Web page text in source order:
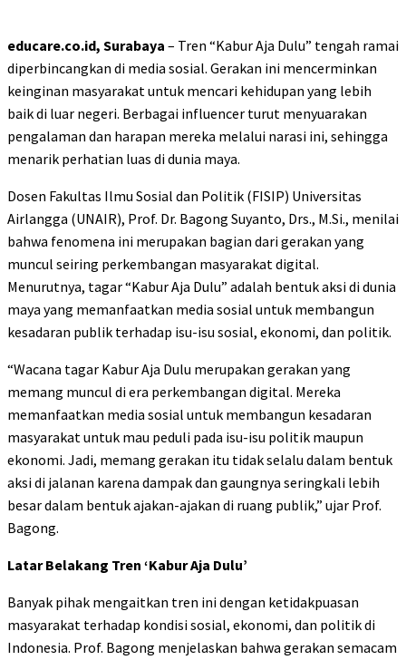
educare.co.id, Surabaya – Tren “Kabur Aja Dulu” tengah ramai
diperbincangkan di media sosial. Gerakan ini mencerminkan
keinginan masyarakat untuk mencari kehidupan yang lebih
baik di luar negeri. Berbagai influencer turut menyuarakan
pengalaman dan harapan mereka melalui narasi ini, sehingga
menarik perhatian luas di dunia maya.
Dosen Fakultas Ilmu Sosial dan Politik (FISIP) Universitas
Airlangga (UNAIR), Prof. Dr. Bagong Suyanto, Drs., M.Si., menilai
bahwa fenomena ini merupakan bagian dari gerakan yang
muncul seiring perkembangan masyarakat digital.
Menurutnya, tagar “Kabur Aja Dulu” adalah bentuk aksi di dunia
maya yang memanfaatkan media sosial untuk membangun
kesadaran publik terhadap isu-isu sosial, ekonomi, dan politik.
“Wacana tagar Kabur Aja Dulu merupakan gerakan yang
memang muncul di era perkembangan digital. Mereka
memanfaatkan media sosial untuk membangun kesadaran
masyarakat untuk mau peduli pada isu-isu politik maupun
ekonomi. Jadi, memang gerakan itu tidak selalu dalam bentuk
aksi di jalanan karena dampak dan gaungnya seringkali lebih
besar dalam bentuk ajakan-ajakan di ruang publik,” ujar Prof.
Bagong.
Latar Belakang Tren ‘Kabur Aja Dulu’
Banyak pihak mengaitkan tren ini dengan ketidakpuasan
masyarakat terhadap kondisi sosial, ekonomi, dan politik di
Indonesia. Prof. Bagong menjelaskan bahwa gerakan semacam